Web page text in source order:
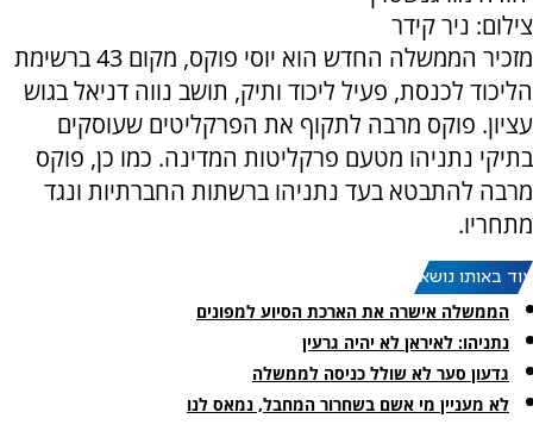
צילום: ניר קידר
מזכיר הממשלה החדש הוא יוסי פוקס, מקום 43 ברשימת
הליכוד לכנסת, פעיל ליכוד ותיק, תושב נווה דניאל בגוש
עציון. פוקס מרבה לתקוף את הפרקליטים שעוסקים
בתיקי נתניהו מטעם פרקליטות המדינה. כמו כן, פוקס
מרבה להתבטא בעד נתניהו ברשתות החברתיות ונגד
מתחריו.
עוד באותו נושא:
הממשלה אישרה את הארכת הסיוע למפונים
נתניהו: לאיראן לא יהיה גרעין
גדעון סער לא שולל כניסה לממשלה
לא מעניין מי אשם בשחרור המחבל, נמאס לנו